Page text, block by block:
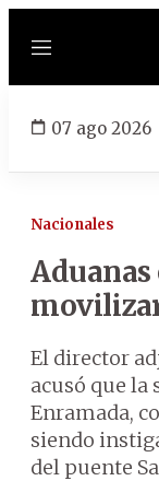
Menú
07 ago 2026
Nacionales
Aduanas
El director
acusó que la
Enramada,
siendo
del puente